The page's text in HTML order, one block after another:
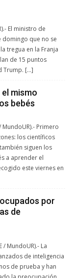
El ministro de
domingo que no se
tregua en la Franja
de 15 puntos
Trump. […]
mismo
bebés
MundoUR).- Primero
los científicos
siguen los
a aprender el
este viernes en
por
de
/ MundoUR).- La
de inteligencia
de prueba y han